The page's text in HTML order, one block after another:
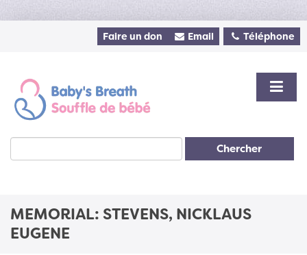
Faire un don Email Téléphone
Chercher
MEMORIAL: STEVENS, NICKLAUS
EUGENE